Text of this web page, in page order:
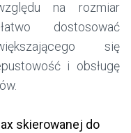
na rozmiar
dostosować
się
i obsługę
skierowanej do